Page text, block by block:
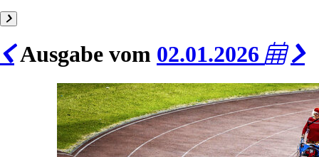
Ausgabe vom 02.01.2026